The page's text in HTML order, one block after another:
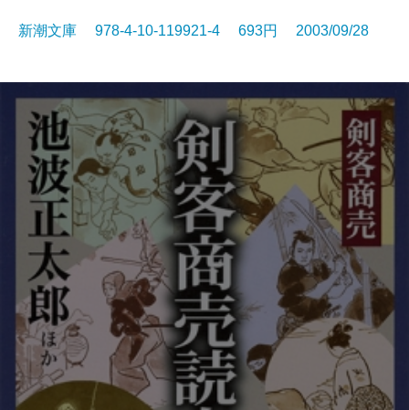
新潮文庫 978-4-10-119921-4 693円 2003/09/28